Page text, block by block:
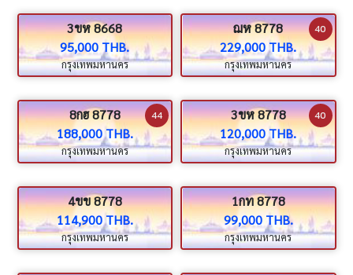
3ขห 8668
95,000 THB.
กรุงเทพมหานคร
ฌห 8778
229,000 THB.
กรุงเทพมหานคร
40
8กฮ 8778
188,000 THB.
กรุงเทพมหานคร
44
3ขห 8778
120,000 THB.
กรุงเทพมหานคร
40
4ขข 8778
114,900 THB.
กรุงเทพมหานคร
1กท 8778
99,000 THB.
กรุงเทพมหานคร